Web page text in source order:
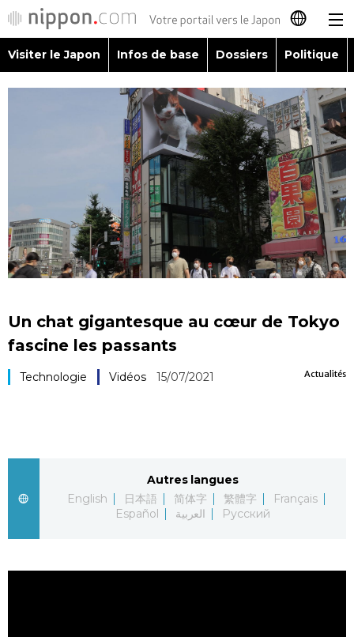
日本語
English
简体字
繁體字
Español
العربية
Infos de base
Dossiers
Économie
Société
Visiter le Japon Infos de base Dossiers Politique
Un chat gigantesque au cœur de Tokyo
fascine les passants
Actualités
Technologie Vidéos 15/07/2021
Autres langues
English
日本語 简体字 繁體字
Français
Español
العربية Русский